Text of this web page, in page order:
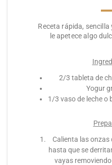
Receta rápida, sencilla
le apetece algo
2/3 tableta de
Yogur
1/3 vaso de leche o
Calienta las onzas
hasta que se
vayas